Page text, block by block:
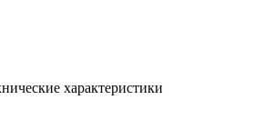
характеристики